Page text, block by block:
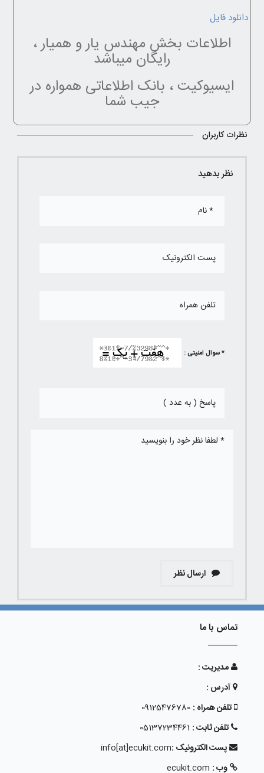
دانلود فایل
اطلاعات بخش مهندس یار و همیار ،
رایگان میباشد
ایسیوکیت ، بانک اطلاعاتی همواره در
جیب شما
نظرات کاربران
نظر بدهید
* سوال امنیتی :
ارسال نظر
تماس با ما
مدیریت :
آدرس :
تلفن همراه : 09125476780
تلفن ثابت : 05137234461
پست الکترونیک :info[at]ecukit.com
وب : ecukit.com